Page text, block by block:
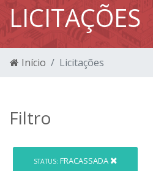
LICITAÇÕES
Início Licitações
Filtro
STATUS: FRACASSADA